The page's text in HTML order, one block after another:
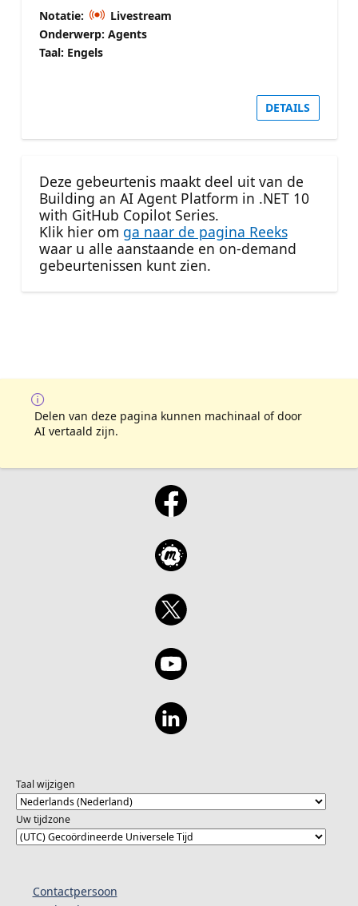
Notatie:
Livestream
Onderwerp: Agents
Taal: Engels
DETAILS
Deze gebeurtenis maakt deel uit van de
Building an AI Agent Platform in .NET 10
with GitHub Copilot Series.
Klik hier om ga naar de pagina Reeks
waar u alle aanstaande en on-demand
gebeurtenissen kunt zien.
Delen van deze pagina kunnen machinaal of door
AI vertaald zijn.
Taal wijzigen
Uw tijdzone
Contactpersoon